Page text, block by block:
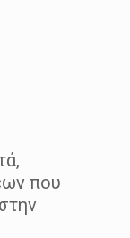
που